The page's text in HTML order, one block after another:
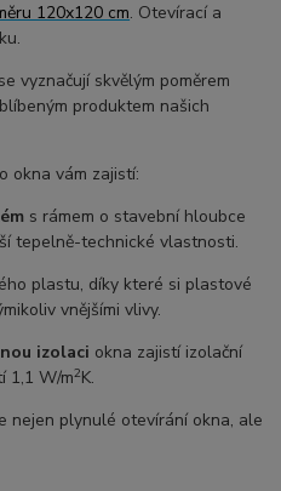
120x120 cm. Otevírací a
vyznačují skvělým poměrem
produktem našich
okna vám zajistí:
s rámem o stavební hloubce
tepelně-technické vlastnosti.
plastu, díky které si plastové
vnějšími vlivy.
izolaci okna zajistí izolační
1,1 W/m2K.
nejen plynulé otevírání okna, ale